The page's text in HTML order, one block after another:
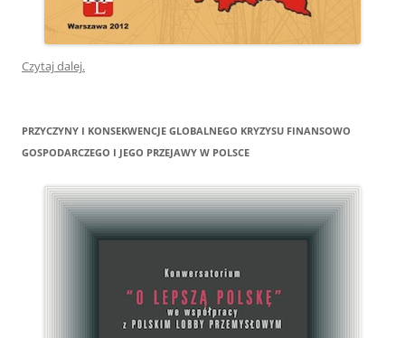
Czytaj dalej.
PRZYCZYNY I KONSEKWENCJE GLOBALNEGO KRYZYSU FINANSOWO
GOSPODARCZEGO I JEGO PRZEJAWY W POLSCE